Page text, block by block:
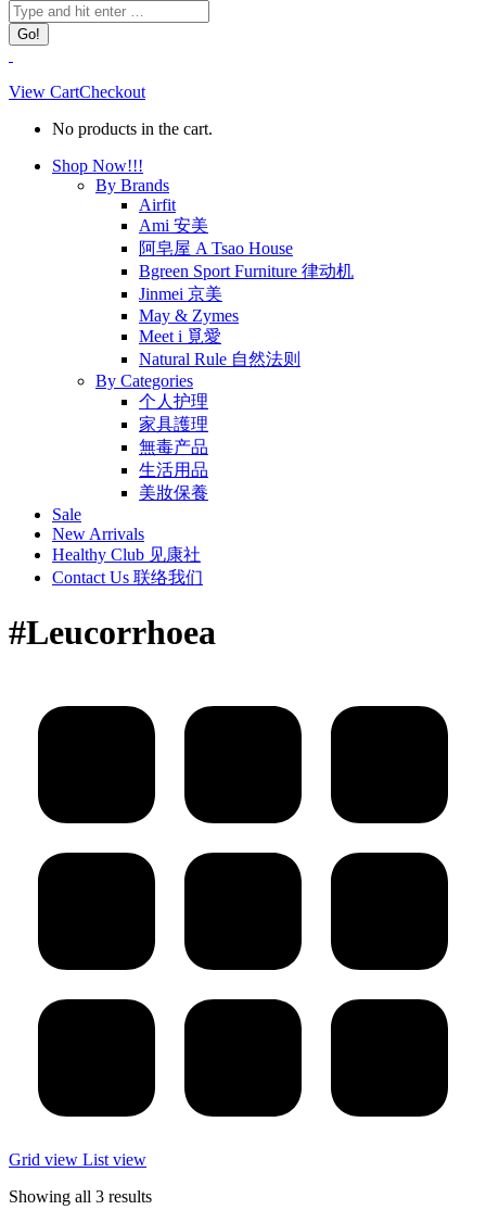
View CartCheckout
No products in the cart.
Shop Now!!!
By Brands
Airfit
Ami 安美
阿皂屋 A Tsao House
Bgreen Sport Furniture 律动机
Jinmei 京美
May & Zymes
Meet i 覓愛
Natural Rule 自然法则
By Categories
个人护理
家具護理
無毒产品
生活用品
美妝保養
Sale
New Arrivals
Healthy Club 见康社
Contact Us 联络我们
#Leucorrhoea
Grid view List view
Showing all 3 results